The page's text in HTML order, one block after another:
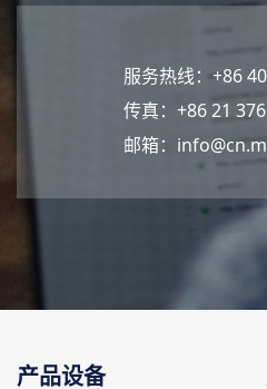
服务热线：+86
传真：+86 21
邮箱：
产品设备